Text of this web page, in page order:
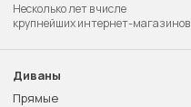
Несколько лет в числе
крупнейших интернет-магазинов
Диваны
Прямые